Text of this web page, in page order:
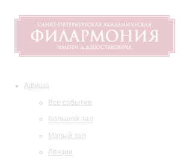
Афиша
Все события
Большой зал
Малый зал
Лекции